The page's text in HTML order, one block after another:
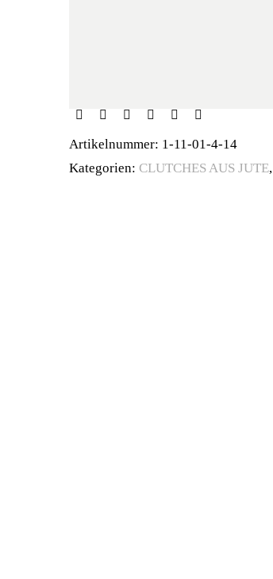
Artikelnummer: 1-11-01-4-14
Kategorien: CLUTCHES AUS JUTE,